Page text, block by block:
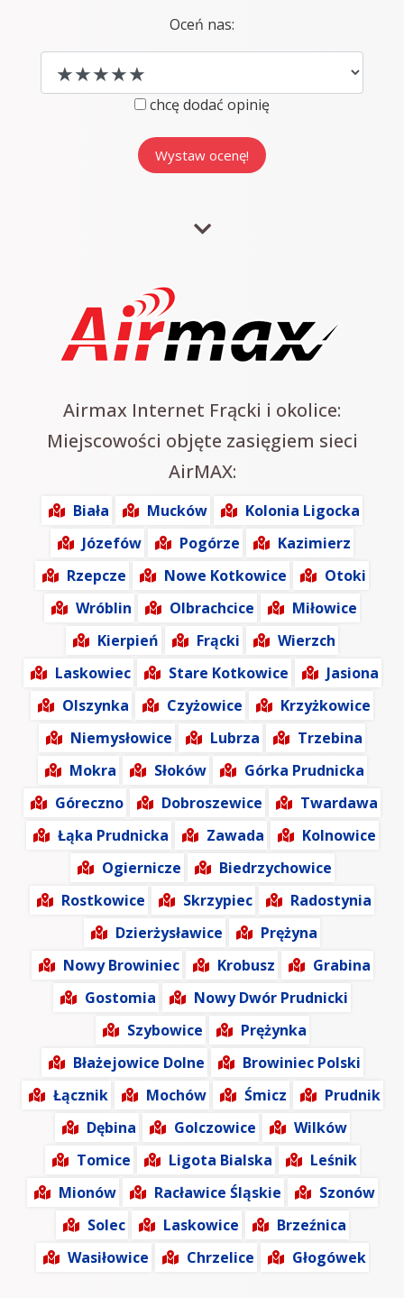
Oceń nas:
chcę dodać opinię
Airmax Internet Frącki i okolice:
Miejscowości objęte zasięgiem sieci
AirMAX:
Biała Mucków
Kolonia Ligocka
Józefów
Pogórze
Kazimierz
Rzepcze
Nowe Kotkowice
Otoki
Wróblin
Olbrachcice
Miłowice
Kierpień
Frącki
Wierzch
Laskowiec
Stare Kotkowice
Jasiona
Olszynka
Czyżowice
Krzyżkowice
Niemysłowice
Lubrza
Trzebina
Mokra
Słoków
Górka Prudnicka
Góreczno
Dobroszewice
Twardawa
Łąka Prudnicka
Zawada
Kolnowice
Ogiernicze
Biedrzychowice
Rostkowice
Skrzypiec
Radostynia
Dzierżysławice
Prężyna
Nowy Browiniec
Krobusz
Grabina
Gostomia
Nowy Dwór Prudnicki
Szybowice
Prężynka
Błażejowice Dolne
Browiniec Polski
Łącznik
Mochów Śmicz
Prudnik
Dębina
Golczowice
Wilków
Tomice
Ligota Bialska
Leśnik
Mionów
Racławice Śląskie
Szonów
Solec
Laskowice
Brzeźnica
Wasiłowice
Chrzelice Głogówek